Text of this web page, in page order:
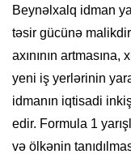
Beynəlxalq idman
təsir gücünə
axınının
yeni iş yerlərinin
idmanın iqtisadi
edir. Formula 1
və ölkənin